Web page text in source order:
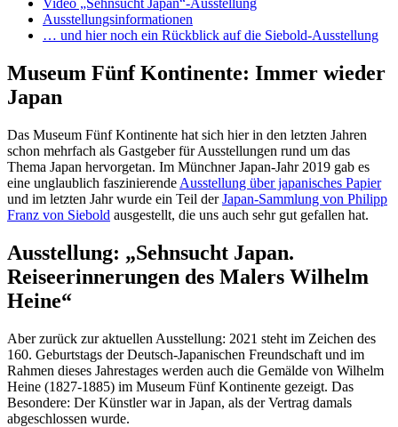
Ausstellungsinformationen
… und hier noch ein Rückblick auf die Siebold-Ausstellung
Museum Fünf Kontinente: Immer wieder
Japan
Das Museum Fünf Kontinente hat sich hier in den letzten Jahren
schon mehrfach als Gastgeber für Ausstellungen rund um das
Thema Japan hervorgetan. Im Münchner Japan-Jahr 2019 gab es
eine unglaublich faszinierende Ausstellung über japanisches Papier
und im letzten Jahr wurde ein Teil derJapan-Sammlung von Philipp
Franz von Siebold ausgestellt, die uns auch sehr gut gefallen hat.
Ausstellung: „Sehnsucht Japan.
Reiseerinnerungen des Malers Wilhelm
Heine“
Aber zurück zur aktuellen Ausstellung: 2021 steht im Zeichen des
160. Geburtstags der Deutsch-Japanischen Freundschaft und im
Rahmen dieses Jahrestages werden auch die Gemälde von Wilhelm
Heine (1827-1885) im Museum Fünf Kontinente gezeigt. Das
Besondere: Der Künstler war in Japan, als der Vertrag damals
abgeschlossen wurde.